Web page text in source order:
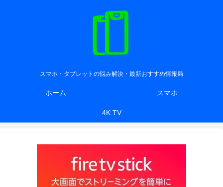
スマホ・タブレットの悩み解決・最新おすすめ情報局
ホーム スマホ
4K TV